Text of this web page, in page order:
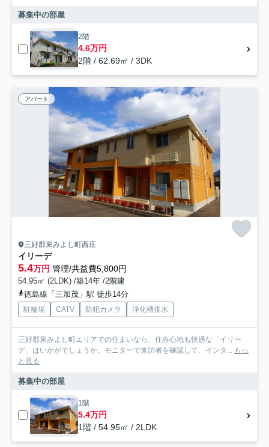
募集中の部屋
2階
4.6万円
2階 / 62.69㎡ / 3DK
アパート
三好郡東みよし町西庄
イリーデ
5.4万円 管理/共益費5,800円
54.95㎡ (2LDK) /築14年 /2階建
徳島線「三加茂」駅 徒歩14分
駐輪場 CATV 防犯カメラ 浄化槽排水
三好郡東みよし町エリアでの住まいなら、住み心地も快適な「イリー
デ」はいかがでしょうか。モニターで来訪者を確認して、インタ...
もっ
と見る
募集中の部屋
1階
5.4万円
1階 / 54.95㎡ / 2LDK